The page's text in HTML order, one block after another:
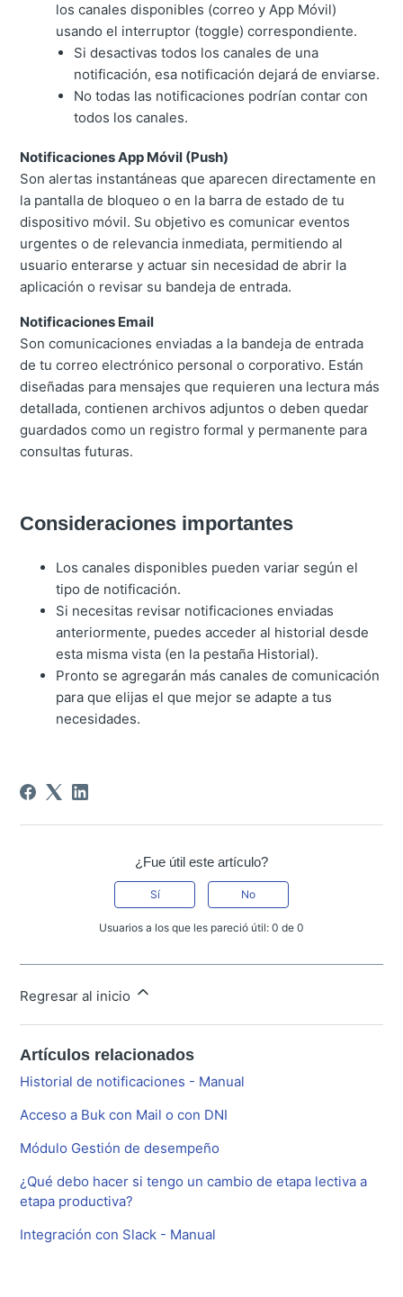
los canales disponibles (correo y App Móvil)
usando el interruptor (toggle) correspondiente.
Si desactivas todos los canales de una
notificación, esa notificación dejará de enviarse.
No todas las notificaciones podrían contar con
todos los canales.
Notificaciones App Móvil (Push)
Son alertas instantáneas que aparecen directamente en
la pantalla de bloqueo o en la barra de estado de tu
dispositivo móvil. Su objetivo es comunicar eventos
urgentes o de relevancia inmediata, permitiendo al
usuario enterarse y actuar sin necesidad de abrir la
aplicación o revisar su bandeja de entrada.
Notificaciones Email
Son comunicaciones enviadas a la bandeja de entrada
de tu correo electrónico personal o corporativo. Están
diseñadas para mensajes que requieren una lectura más
detallada, contienen archivos adjuntos o deben quedar
guardados como un registro formal y permanente para
consultas futuras.
Consideraciones importantes
Los canales disponibles pueden variar según el
tipo de notificación.
Si necesitas revisar notificaciones enviadas
anteriormente, puedes acceder al historial desde
esta misma vista (en la pestaña Historial).
Pronto se agregarán más canales de comunicación
para que elijas el que mejor se adapte a tus
necesidades.
¿Fue útil este artículo?
Sí No
Usuarios a los que les pareció útil: 0 de 0
Regresar al inicio
Artículos relacionados
Historial de notificaciones - Manual
Acceso a Buk con Mail o con DNI
Módulo Gestión de desempeño
¿Qué debo hacer si tengo un cambio de etapa lectiva a
etapa productiva?
Integración con Slack - Manual